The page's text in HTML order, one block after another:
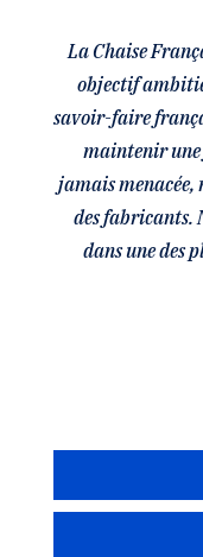
La Chaise
objectif
savoir-faire
maintenir
jamais menacée,
des fabricants.
dans une des